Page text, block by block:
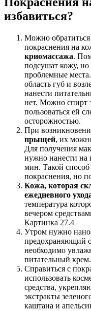
избавиться?
Можно
покраснения на
криомассажа.
подсушат кожу, но
проблемные
область губ и
нанести
нет. Можно спирт
пользоваться ей
осторожностью.
При
прыщей, их
Для получения
нужно нанести на
мин. Такой способ
покраснения, но
Кожа, которая
ежедневного
температура
вечером
Картинка 27.4
Утром нужно
предохраняющий
необходимо
питательный крем.
Справиться с
использовать
средства,
экстракты
каштана и